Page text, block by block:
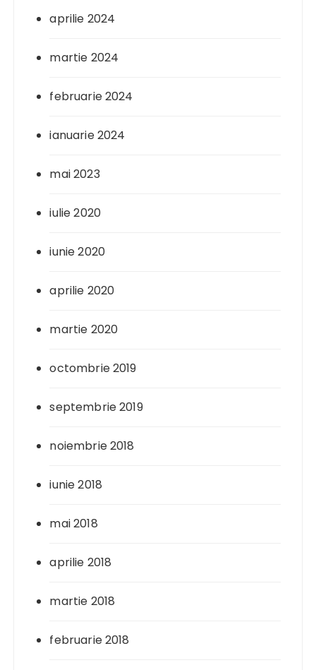
aprilie 2024
martie 2024
februarie 2024
ianuarie 2024
mai 2023
iulie 2020
iunie 2020
aprilie 2020
martie 2020
octombrie 2019
septembrie 2019
noiembrie 2018
iunie 2018
mai 2018
aprilie 2018
martie 2018
februarie 2018